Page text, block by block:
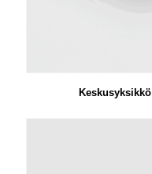
Keskusyksikkö